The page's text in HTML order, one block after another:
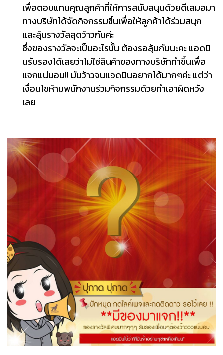
เพื่อตอบแทนคุณลูกค้าที่ให้การสนับสนุนด้วยดีเสมอมา
ทางบริษัทได้จัดกิจกรรมขึ้นเพื่อให้ลูกค้าได้ร่วมสนุก
และลุ้นรางวัลสุดว้าวกันค่ะ
ซึ่งของรางวัลจะเป็นอะไรนั้น ต้องรอลุ้นกันนะคะ แอดมิ
นรับรองได้เลยว่าไม่ใช่สินค้าของทางบริษัททำขึ้นเพื่อ
แจกแน่นอน!! มันว้าวจนแอดมินอยากได้มากๆค่ะ แต่ว่า
เงื่อนไขห้ามพนักงานร่วมกิจกรรมด้วยทำเอาผิดหวัง
เลย